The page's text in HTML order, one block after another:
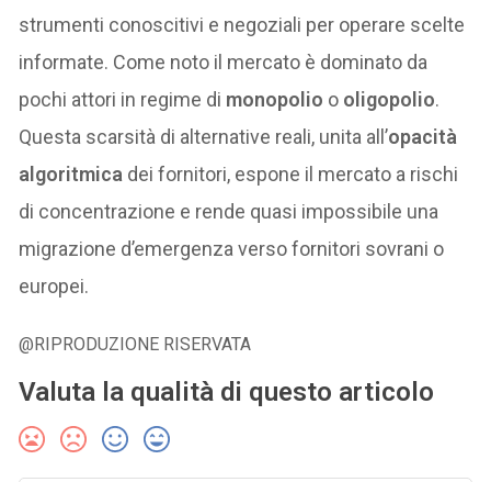
strumenti conoscitivi e negoziali per operare scelte
informate. Come noto il mercato è dominato da
pochi attori in regime di monopolio o oligopolio.
Questa scarsità di alternative reali, unita all’opacità
algoritmica dei fornitori, espone il mercato a rischi
di concentrazione e rende quasi impossibile una
migrazione d’emergenza verso fornitori sovrani o
europei.
@RIPRODUZIONE RISERVATA
Valuta la qualità di questo articolo